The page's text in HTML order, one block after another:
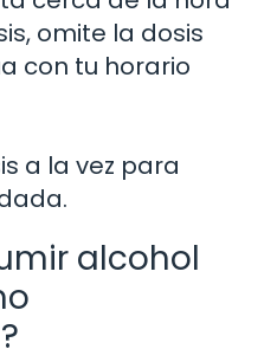
omite la dosis
con tu horario
a la vez para
alcohol